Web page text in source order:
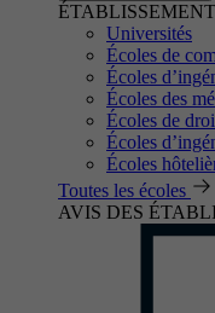
Universités
Écoles de
Écoles
Écoles des
Écoles de
Écoles
Écoles
Toutes les écoles
AVIS DES